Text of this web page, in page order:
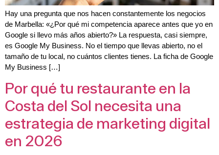
Hay una pregunta que nos hacen constantemente los negocios
de Marbella: «¿Por qué mi competencia aparece antes que yo en
Google si llevo más años abierto?» La respuesta, casi siempre,
es Google My Business. No el tiempo que llevas abierto, no el
tamaño de tu local, no cuántos clientes tienes. La ficha de Google
My Business […]
Por qué tu restaurante en la
Costa del Sol necesita una
estrategia de marketing digital
en 2026